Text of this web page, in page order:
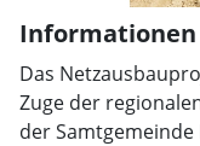
Das
Zuge der
der